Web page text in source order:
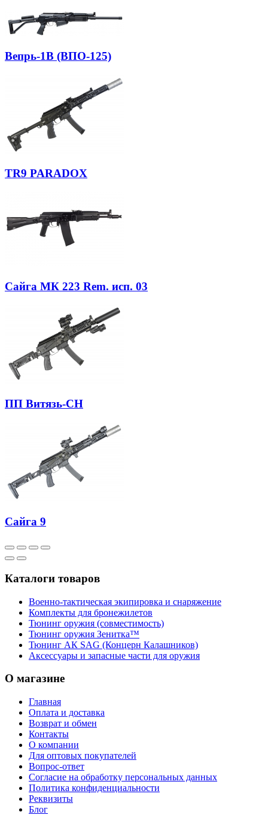
Вепрь-1В (ВПО-125)
TR9 PARADOX
Сайга МК 223 Rem. исп. 03
ПП Витязь-СН
Сайга 9
Каталоги товаров
Военно-тактическая экипировка и снаряжение
Комплекты для бронежилетов
Тюнинг оружия (совместимость)
Тюнинг оружия Зенитка™
Тюнинг АК SAG (Концерн Калашников)
Аксессуары и запасные части для оружия
О магазине
Главная
Оплата и доставка
Возврат и обмен
Контакты
О компании
Для оптовых покупателей
Вопрос-ответ
Согласие на обработку персональных данных
Политика конфиденциальности
Реквизиты
Блог